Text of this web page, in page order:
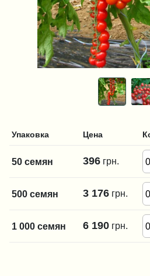
Упаковка Цена
50 семян 396 грн.
500 семян 3 176 грн.
1 000 семян 6 190 грн.